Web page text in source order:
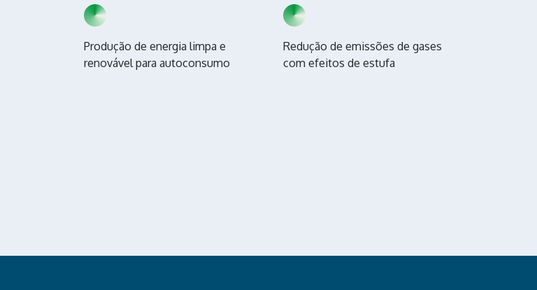
Produção de energia limpa e
renovável para autoconsumo
Redução de emissões de gases
com efeitos de estufa